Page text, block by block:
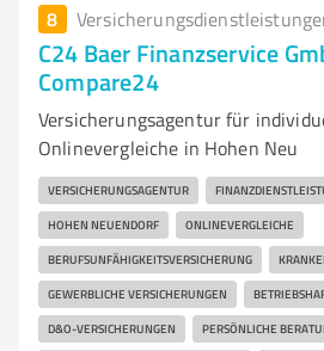
8
C24 Baer Finanzservice
Compare24
Versicherungsagentur für
Onlinevergleiche in Hohen Neu
VERSICHERUNGSAGENTUR
HOHEN NEUENDORF ONLINEVERGLEICHE
BERUFSUNFÄHIGKEITSVERSICHERUNG
GEWERBLICHE VERSICHERUNGEN
D&O-VERSICHERUNGEN PERSÖNLICHE